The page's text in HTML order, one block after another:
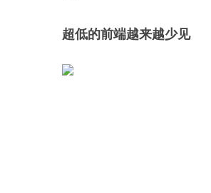
超低的前端越来越少见